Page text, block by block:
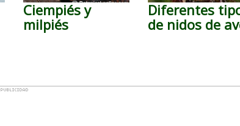
Ciempiés y
milpiés
Diferentes
de nidos de